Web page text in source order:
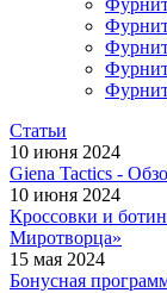
Статьи
10 июня 2024
Giena Tactics -
10 июня 2024
Кроссовки и
Миротворца»
15 мая 2024
Бонусная